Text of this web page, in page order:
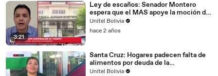
3:21
Ley de escaños: Senador Montero
espera que el MAS apoye la moción de
dispensación del trámite
Unitel Bolivia
hace 2 años
Santa Cruz: Hogares padecen falta de
alimentos por deuda de la
Gobernación, denuncia asambleísta
Unitel Bolivia